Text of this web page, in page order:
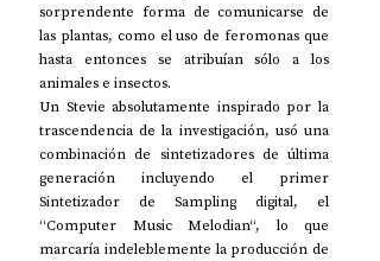
sorprendente forma de comunicarse de
las plantas, como el uso de feromonas que
hasta entonces se atribuían sólo a los
animales e insectos.
Un Stevie absolutamente inspirado por la
trascendencia de la investigación, usó una
combinación de sintetizadores de última
generación incluyendo el primer
Sintetizador de Sampling digital, el
“Computer Music Melodian“, lo que
marcaría indeleblemente la producción de